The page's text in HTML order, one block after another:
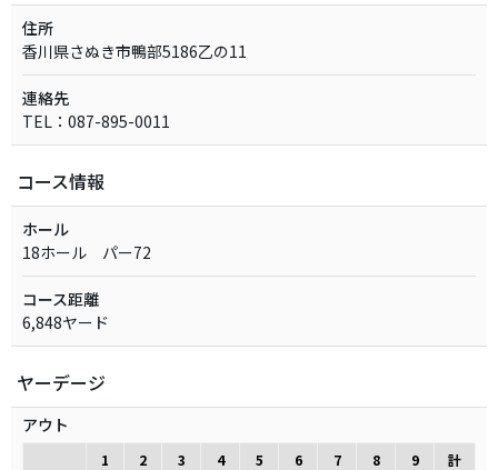
住所
香川県さぬき市鴨部5186乙の11
連絡先
TEL：087-895-0011
コース情報
ホール
18ホール パー72
コース距離
6,848ヤード
ヤーデージ
アウト
1 2 3 4 5 6 7 8 9
計